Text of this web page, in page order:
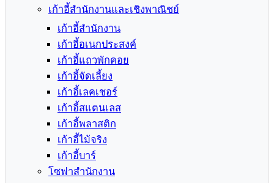
เก้าอี้สำนักงานและเชิงพาณิชย์
เก้าอี้สำนักงาน
เก้าอี้อเนกประสงค์
เก้าอี้แถวพักคอย
เก้าอี้จัดเลี้ยง
เก้าอี้เลคเชอร์
เก้าอี้สแตนเลส
เก้าอี้พลาสติก
เก้าอี้ไม้จริง
เก้าอี้บาร์
โซฟาสำนักงาน